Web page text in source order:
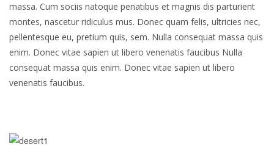
massa. Cum sociis natoque penatibus et magnis dis parturient
montes, nascetur ridiculus mus. Donec quam felis, ultricies nec,
pellentesque eu, pretium quis, sem. Nulla consequat massa quis
enim. Donec vitae sapien ut libero venenatis faucibus Nulla
consequat massa quis enim. Donec vitae sapien ut libero
venenatis faucibus.